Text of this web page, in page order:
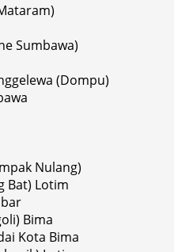
Sumbawa)
(Dompu)
Nulang)
Bat) Lotim
Bima
Kota Bima